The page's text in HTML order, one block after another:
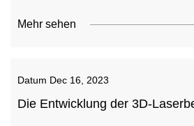
Mehr sehen
Datum Dec 16, 2023
Die Entwicklung der 3D-